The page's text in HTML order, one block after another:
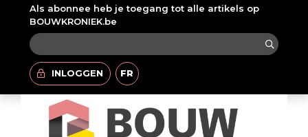
Als abonnee heb je toegang tot alle artikels op
BOUWKRONIEK.be
INLOGGEN FR